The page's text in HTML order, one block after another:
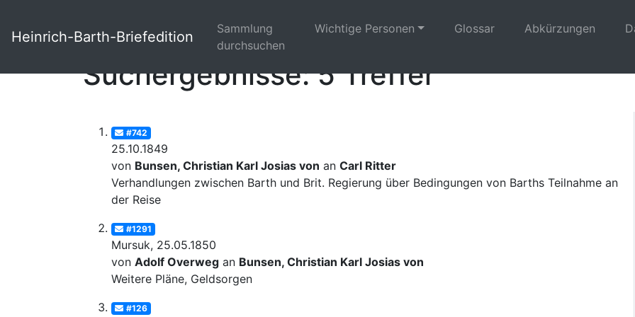
Heinrich-Barth-Briefedition
Sammlung
durchsuchen
Wichtige Personen Glossar Abkürzungen
Suchergebnisse: 5 Treffer
#742
25.10.1849
von Bunsen, Christian Karl Josias von an Carl Ritter
Verhandlungen zwischen Barth und Brit. Regierung über Bedingungen von Barths Teilnahme an
der Reise
#1291
Mursuk, 25.05.1850
von Adolf Overweg an Bunsen, Christian Karl Josias von
Weitere Pläne, Geldsorgen
#126